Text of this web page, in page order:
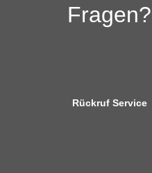
Rückruf Service